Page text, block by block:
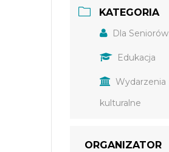
KATEGORIA
Dla Seniorów
Edukacja
Wydarzenia
kulturalne
ORGANIZATOR